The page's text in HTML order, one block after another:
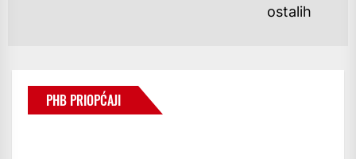
ostalih
PHB PRIOPĆAJI